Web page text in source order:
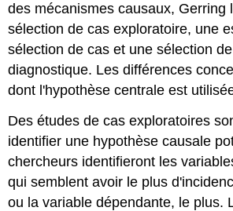
des mécanismes causaux, Gerring
sélection de cas exploratoire, une
sélection de cas et une sélection
diagnostique. Les différences
dont l'hypothèse centrale est
Des études de cas exploratoires
identifier une hypothèse causale
chercheurs identifieront les
qui semblent avoir le plus
ou la variable dépendante, le plus.